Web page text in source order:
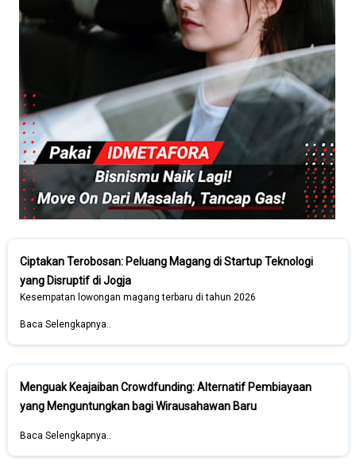
Ciptakan Terobosan: Peluang Magang di Startup Teknologi
yang Disruptif di Jogja
Kesempatan lowongan magang terbaru di tahun 2026
Baca Selengkapnya..
Menguak Keajaiban Crowdfunding: Alternatif Pembiayaan
yang Menguntungkan bagi Wirausahawan Baru
Baca Selengkapnya..